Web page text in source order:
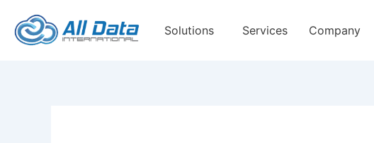
content
Solutions Services Company